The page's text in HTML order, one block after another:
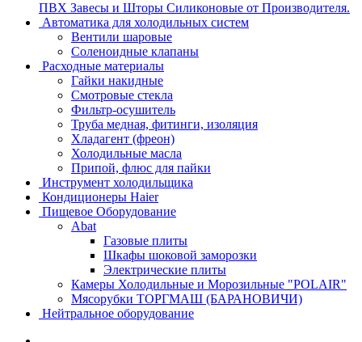
ПВХ Завесы и Шторы Силиконовые от Производителя.
Автоматика для холодильных систем
Вентили шаровые
Соленоидные клапаны
Расходные материалы
Гайки накидные
Смотровые стекла
Фильтр-осушитель
Труба медная, фитинги, изоляция
Хладагент (фреон)
Холодильные масла
Припой, флюс для пайки
Инструмент холодильщика
Кондиционеры Haier
Пищевое Оборудование
Abat
Газовые плиты
Шкафы шоковой заморозки
Электрические плиты
Камеры Холодильные и Морозильные "POLAIR"
Мясорубки ТОРГМАШ (БАРАНОВИЧИ)
Нейтральное оборудование